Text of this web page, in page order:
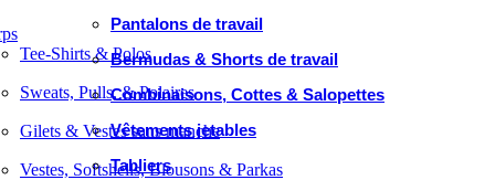
Pantalons de travail
Bermudas & Shorts de travail
Combinaisons, Cottes & Salopettes
Vêtements jetables
Tabliers
Tee-Shirts & Polos
Sweats, Pulls, & Polaires
Gilets & Vestes sans manche
Vestes, Softshells, Blousons & Parkas